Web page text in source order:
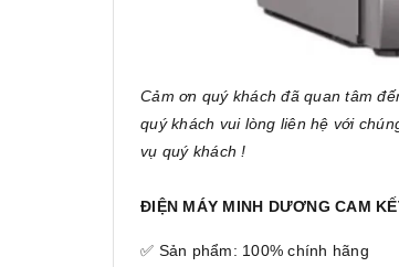
Cảm ơn quý khách đã quan tâm
quý khách vui lòng liên hệ với
vụ quý khách !
ĐIỆN MÁY MINH DƯƠNG CAM
✅ Sản phẩm: 100% chính hãng